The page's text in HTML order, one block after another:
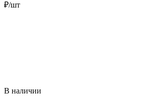
₽/шт
В наличии